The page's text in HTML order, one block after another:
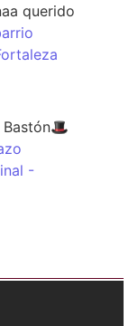
querido
Bastón🎩
-